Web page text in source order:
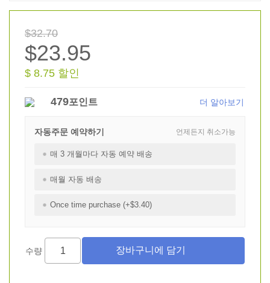
$32.70
$23.95
$ 8.75 할인
479포인트 더 알아보기
언제든지 취소가능
자동주문 예약하기
매 3 개월마다 자동 예약 배송
매월 자동 배송
Once time purchase (+$3.40)
수량